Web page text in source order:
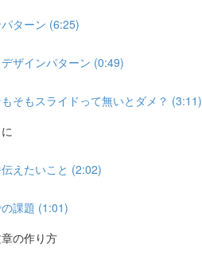
ターン (6:25)
ザインパターン (0:49)
そもスライドって無いとダメ？ (3:11)
えたいこと (2:02)
課題 (1:01)
の作り方